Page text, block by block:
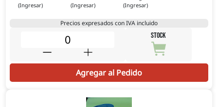
(Ingresar)
(Ingresar)
(Ingresar)
Precios expresados con IVA incluido
STOCK
Agregar al Pedido